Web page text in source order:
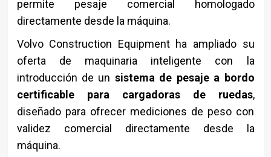
permite pesaje comercial homologado
directamente desde la máquina.
Volvo Construction Equipment ha ampliado su
oferta de maquinaria inteligente con la
introducción de un sistema de pesaje a bordo
certificable para cargadoras de ruedas,
diseñado para ofrecer mediciones de peso con
validez comercial directamente desde la
máquina.